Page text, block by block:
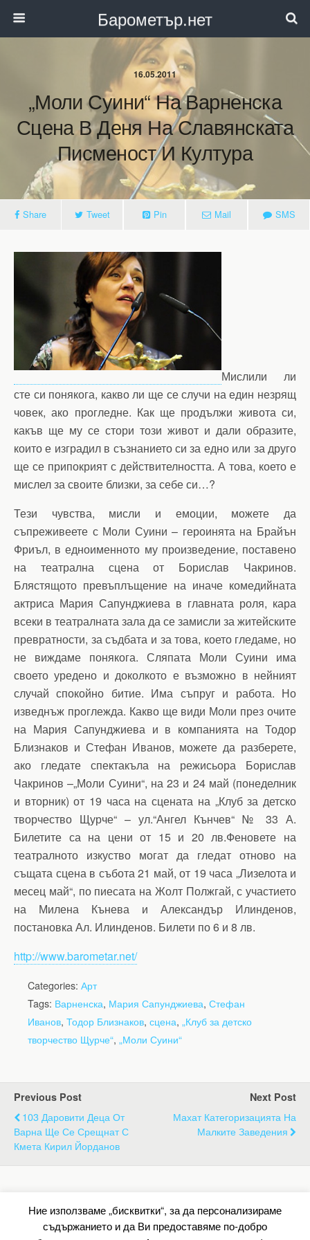
Барометър.нет
16.05.2011
„Моли Суини“ На Варненска
Сцена В Деня На Славянската
Писменост И Култура
Share Tweet Pin Mail SMS
Мислили ли
сте си понякога, какво ли ще се случи на един незрящ
човек, ако прогледне. Как ще продължи живота си,
какъв ще му се стори този живот и дали образите,
които е изградил в съзнанието си за едно или за друго
ще се припокрият с действителността. А това, което е
мислел за своите близки, за себе си…?
Тези чувства, мисли и емоции, можете да
съпреживеете с Моли Суини – героинята на Брайън
Фриъл, в едноименното му произведение, поставено
на театрална сцена от Борислав Чакринов.
Блястящото превъплъщение на иначе комедийната
актриса Мария Сапунджиева в главната роля, кара
всеки в театралната зала да се замисли за житейските
превратности, за съдбата и за това, което гледаме, но
не виждаме понякога. Сляпата Моли Суини има
своето уредено и доколкото е възможно в нейният
случай спокойно битие. Има съпруг и работа. Но
изведнъж проглежда. Какво ще види Моли през очите
на Мария Сапунджиева и в компанията на Тодор
Близнаков и Стефан Иванов, можете да разберете,
ако гледате спектакъла на режисьора Борислав
Чакринов –„Моли Суини“, на 23 и 24 май (понеделник
и вторник) от 19 часа на сцената на „Клуб за детско
творчество Щурче“ – ул.“Ангел Кънчев“ № 33 А.
Билетите са на цени от 15 и 20 лв.Феновете на
театралното изкуство могат да гледат отново на
същата сцена в събота 21 май, от 19 часа „Лизелота и
месец май“, по пиесата на Жолт Полжгай, с участието
на Милена Кънева и Александър Илинденов,
постановка Ал. Илинденов. Билети по 6 и 8 лв.
http://www.barometar.net/
Categories: Арт
Tags: Варненска, Мария Сапунджиева, Стефан
Иванов, Тодор Близнаков, сцена, „Клуб за детско
творчество Щурче“, „Моли Суини“
Previous Post
103 Даровити Деца От
Варна Ще Се Срещнат С
Кмета Кирил Йорданов
Next Post
Махат Категоризацията На
Малките Заведения
Back to top
Ние използваме „бисквитки“, за да персонализираме
съдържанието и да Ви предоставяме по-добро